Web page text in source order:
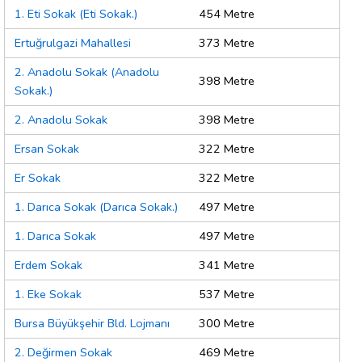
1. Eti Sokak (Eti Sokak.)
454 Metre
Ertuğrulgazi Mahallesi
373 Metre
2. Anadolu Sokak (Anadolu
Sokak.)
398 Metre
2. Anadolu Sokak
398 Metre
Ersan Sokak
322 Metre
Er Sokak
322 Metre
1. Darıca Sokak (Darıca Sokak.)
497 Metre
1. Darıca Sokak
497 Metre
Erdem Sokak
341 Metre
1. Eke Sokak
537 Metre
Bursa Büyükşehir Bld. Lojmanı
300 Metre
2. Değirmen Sokak
469 Metre